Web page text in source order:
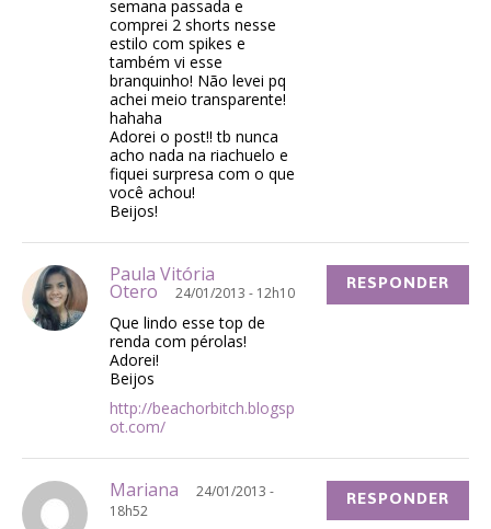
semana passada e
comprei 2 shorts nesse
estilo com spikes e
também vi esse
branquinho! Não levei pq
achei meio transparente!
hahaha
Adorei o post!! tb nunca
acho nada na riachuelo e
fiquei surpresa com o que
você achou!
Beijos!
Paula Vitória
Otero 24/01/2013 - 12h10
Que lindo esse top de
renda com pérolas!
Adorei!
Beijos
http://beachorbitch.blogsp
ot.com/
RESPONDER
Mariana
24/01/2013 -
18h52
RESPONDER